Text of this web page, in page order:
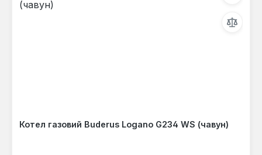
Котел газовий Buderus Logano G234 WS (чавун)